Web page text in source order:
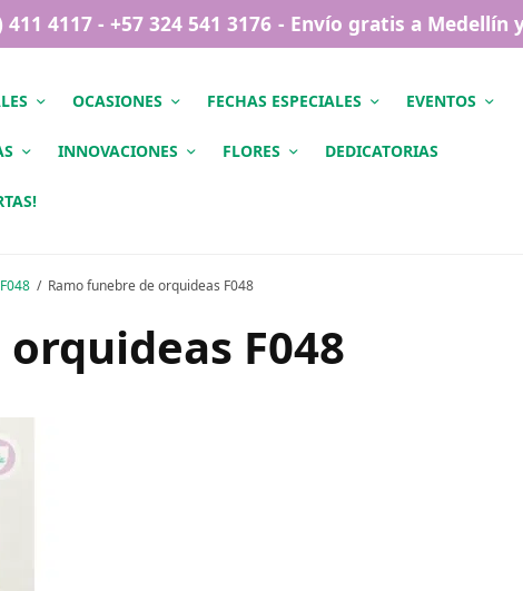
411 4117 - +57 324 541 3176 - Envío gratis a
OCASIONES FECHAS ESPECIALES EVENTOS
INNOVACIONES FLORES DEDICATORIAS
Ramo funebre de orquideas F048
F048